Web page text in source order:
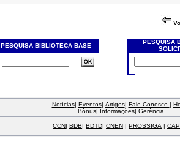
PESQUISA BIBLIOTECA BASE
PESQUISA
Notícias| Eventos| Artigos| Fale Conosco |
Bônus| Informações| Gerência
CCN| BDB| BDTD| CNEN | PROSSIGA |